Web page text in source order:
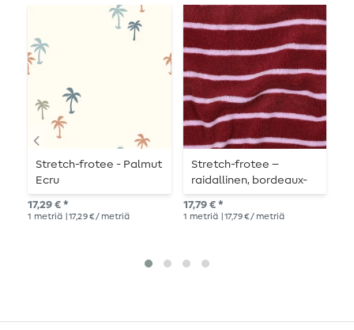
Stretch-frotee - Palmut
Ecru
17,29 € *
1 metriä | 17,29 € / metriä
Stretch-frotee –
raidallinen, bordeaux-
lila, langavärjätty
17,79 € *
1 metriä | 17,79 € / metriä